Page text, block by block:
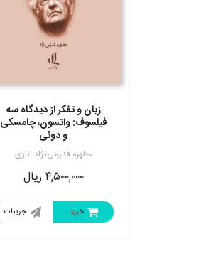
زبان و تفکر از دیدگاه سه
فیلسوف: واتسون، چامسکی
و دوئی
مطهره قدیمی‌نژاد اناری
۴,۵۰۰,۰۰۰ ریال
جزییات خرید